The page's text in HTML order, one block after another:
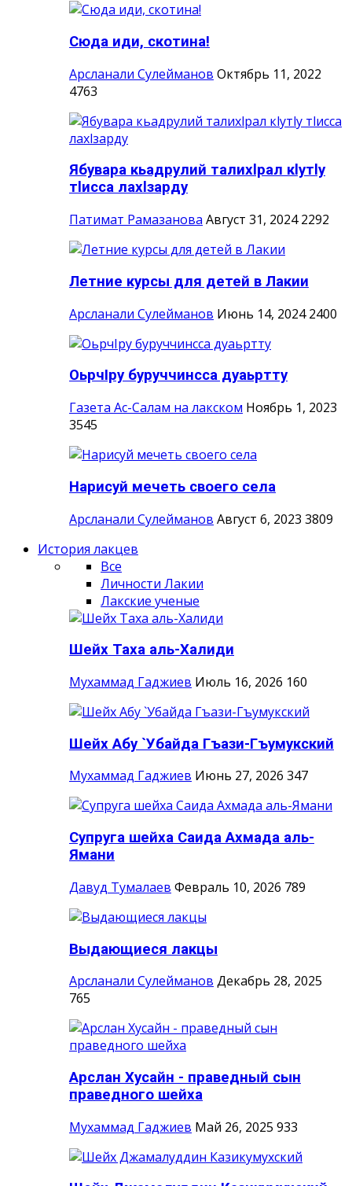
Сюда иди, скотина!
Арсланали Сулейманов Октябрь 11, 2022
4763
Ябувара кьадрулий талихlрал кlутlу
тlисса лахlзарду
Патимат Рамазанова Август 31, 2024 2292
Летние курсы для детей в Лакии
Арсланали Сулейманов Июнь 14, 2024 2400
ОьрчIру буруччинсса дуаьртту
Газета Ас-Салам на лакском Ноябрь 1, 2023
3545
Нарисуй мечеть своего села
Арсланали Сулейманов Август 6, 2023 3809
История лакцев
Все
Личности Лакии
Лакские ученые
Шейх Таха аль-Халиди
Мухаммад Гаджиев Июль 16, 2026 160
Шейх Абу `Убайда Гъази-Гъумукский
Мухаммад Гаджиев Июнь 27, 2026 347
Супруга шейха Саида Ахмада аль-
Ямани
Давуд Тумалаев Февраль 10, 2026 789
Выдающиеся лакцы
Арсланали Сулейманов Декабрь 28, 2025
765
Арслан Хусайн - праведный сын
праведного шейха
Мухаммад Гаджиев Май 26, 2025 933